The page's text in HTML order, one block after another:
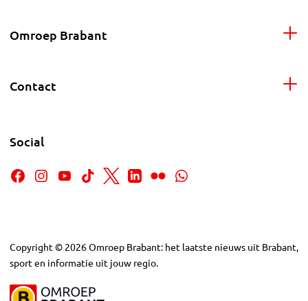
Omroep Brabant
Contact
Social
Copyright © 2026Omroep Brabant: het laatste nieuws uit Brabant,
sport en informatie uit jouw regio.